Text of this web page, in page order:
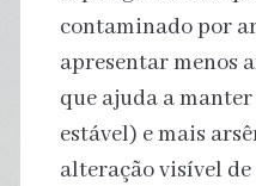
contaminado por
apresentar menos
que ajuda a
estável) e mais
alteração visível